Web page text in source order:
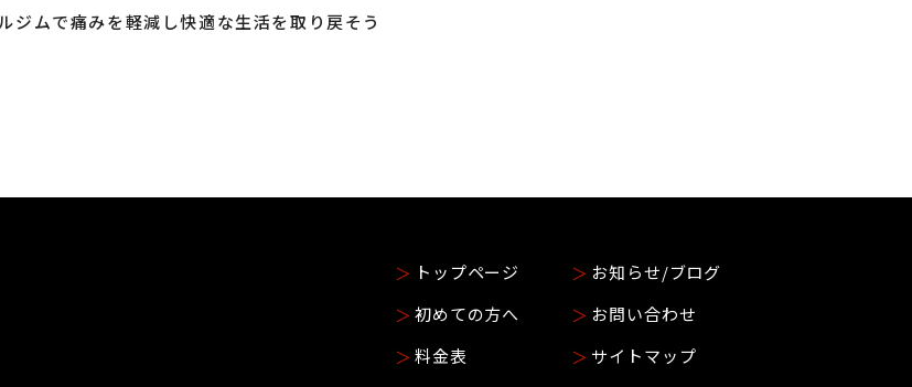
ジムで痛みを軽減し快適な生活を取り戻そう
トップページ
初めての方へ
料金表
お知らせ/ブログ
お問い合わせ
サイトマップ